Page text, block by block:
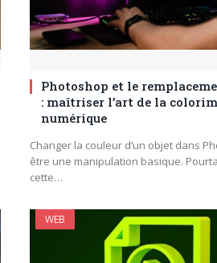
Photoshop et le
: maîtriser l’art de la
numérique
Changer la couleur d’un objet dans
être une manipulation basique.
cette…
WEB